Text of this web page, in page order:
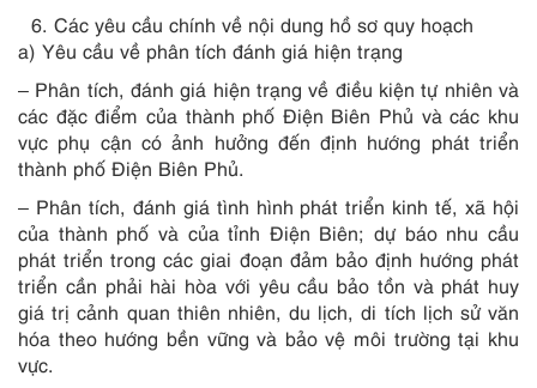
Các yêu cầu chính về nội dung hồ sơ quy hoạch
a) Yêu cầu về phân tích đánh giá hiện trạng
– Phân tích, đánh giá hiện trạng về điều kiện tự nhiên và
các đặc điểm của thành phố Điện Biên Phủ và các khu
vực phụ cận có ảnh hưởng đến định hướng phát triển
thành phố Điện Biên Phủ.
– Phân tích, đánh giá tình hình phát triển kinh tế, xã hội
của thành phố và của tỉnh Điện Biên; dự báo nhu cầu
phát triển trong các giai đoạn đảm bảo định hướng phát
triển cần phải hài hòa với yêu cầu bảo tồn và phát huy
giá trị cảnh quan thiên nhiên, du lịch, di tích lịch sử văn
hóa theo hướng bền vững và bảo vệ môi trường tại khu
vực.